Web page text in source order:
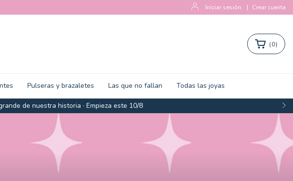
Iniciar sesión | Crear cuenta
de nuestra historia · Empieza este 10/8
(0)
Pulseras y brazaletes Las que no fallan Todas las joyas